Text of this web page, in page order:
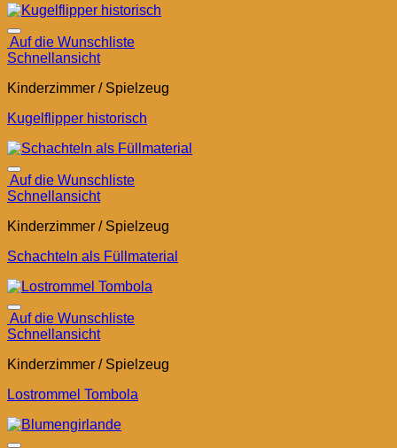
Auf die Wunschliste
Schnellansicht
Kinderzimmer / Spielzeug
Kugelflipper historisch
Auf die Wunschliste
Schnellansicht
Kinderzimmer / Spielzeug
Schachteln als Füllmaterial
Auf die Wunschliste
Schnellansicht
Kinderzimmer / Spielzeug
Lostrommel Tombola